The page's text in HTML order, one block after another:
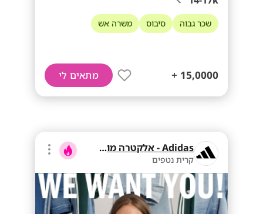
שכר גבוה סיבוס משרה אש
15,0000 + מתאים לי
Adidas - אלקטרה מוצרי צריכה
קרית נטפים